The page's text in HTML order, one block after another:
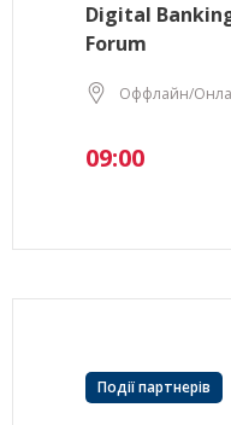
Digital
Forum
Оффлайн/
09:00
Події партнерів